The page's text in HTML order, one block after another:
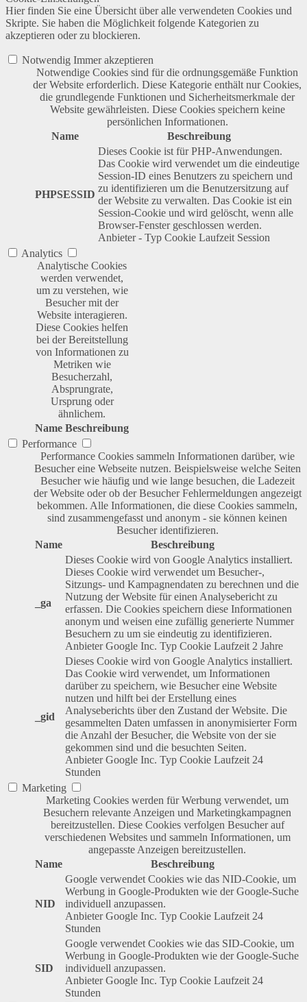
Hier finden Sie eine Übersicht über alle verwendeten Cookies und
Skripte. Sie haben die Möglichkeit folgende Kategorien zu
akzeptieren oder zu blockieren.
Notwendig Immer akzeptieren
Notwendige Cookies sind für die ordnungsgemäße Funktion
der Website erforderlich. Diese Kategorie enthält nur Cookies,
die grundlegende Funktionen und Sicherheitsmerkmale der
Website gewährleisten. Diese Cookies speichern keine
persönlichen Informationen.
Name
Beschreibung
PHPSESSID
Dieses Cookie ist für PHP-Anwendungen.
Das Cookie wird verwendet um die eindeutige
Session-ID eines Benutzers zu speichern und
zu identifizieren um die Benutzersitzung auf
der Website zu verwalten. Das Cookie ist ein
Session-Cookie und wird gelöscht, wenn alle
Browser-Fenster geschlossen werden.
Anbieter - Typ Cookie Laufzeit Session
Analytics
Analytische Cookies
werden verwendet,
um zu verstehen, wie
Besucher mit der
Website interagieren.
Diese Cookies helfen
bei der Bereitstellung
von Informationen zu
Metriken wie
Besucherzahl,
Absprungrate,
Ursprung oder
ähnlichem.
Name Beschreibung
Performance
Performance Cookies sammeln Informationen darüber, wie
Besucher eine Webseite nutzen. Beispielsweise welche Seiten
Besucher wie häufig und wie lange besuchen, die Ladezeit
der Website oder ob der Besucher Fehlermeldungen angezeigt
bekommen. Alle Informationen, die diese Cookies sammeln,
sind zusammengefasst und anonym - sie können keinen
Besucher identifizieren.
Name
Beschreibung
_ga
Dieses Cookie wird von Google Analytics installiert.
Dieses Cookie wird verwendet um Besucher-,
Sitzungs- und Kampagnendaten zu berechnen und die
Nutzung der Website für einen Analysebericht zu
erfassen. Die Cookies speichern diese Informationen
anonym und weisen eine zufällig generierte Nummer
Besuchern zu um sie eindeutig zu identifizieren.
Anbieter Google Inc. Typ Cookie Laufzeit 2 Jahre
_gid
Dieses Cookie wird von Google Analytics installiert.
Das Cookie wird verwendet, um Informationen
darüber zu speichern, wie Besucher eine Website
nutzen und hilft bei der Erstellung eines
Analyseberichts über den Zustand der Website. Die
gesammelten Daten umfassen in anonymisierter Form
die Anzahl der Besucher, die Website von der sie
gekommen sind und die besuchten Seiten.
Anbieter Google Inc. Typ Cookie Laufzeit 24
Stunden
Marketing
Marketing Cookies werden für Werbung verwendet, um
Besuchern relevante Anzeigen und Marketingkampagnen
bereitzustellen. Diese Cookies verfolgen Besucher auf
verschiedenen Websites und sammeln Informationen, um
angepasste Anzeigen bereitzustellen.
Name
Beschreibung
NID
Google verwendet Cookies wie das NID-Cookie, um
Werbung in Google-Produkten wie der Google-Suche
individuell anzupassen.
Anbieter Google Inc. Typ Cookie Laufzeit 24
Stunden
SID
Google verwendet Cookies wie das SID-Cookie, um
Werbung in Google-Produkten wie der Google-Suche
individuell anzupassen.
Anbieter Google Inc. Typ Cookie Laufzeit 24
Stunden